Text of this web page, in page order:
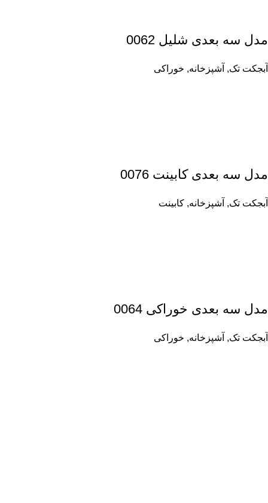
مدل سه بعدی شلیل 0062
آبجکت تک, آشپزخانه, خوراکی
مدل سه بعدی کابینت 0076
آبجکت تک, آشپزخانه, کابینت
مدل سه بعدی خوراکی 0064
آبجکت تک, آشپزخانه, خوراکی